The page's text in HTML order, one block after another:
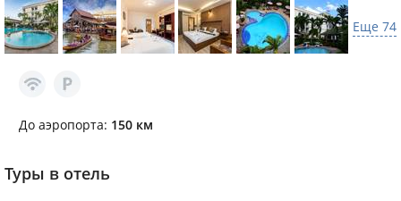
Еще 74
До аэропорта: 150 км
Туры в отель